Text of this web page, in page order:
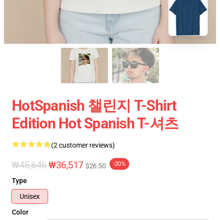
HotSpanish 챌린지 T-Shirt
Edition Hot Spanish T-셔츠
(2 customer reviews)
₩45,646₩36,517 $26.50 -20%
Type
Unisex
Color